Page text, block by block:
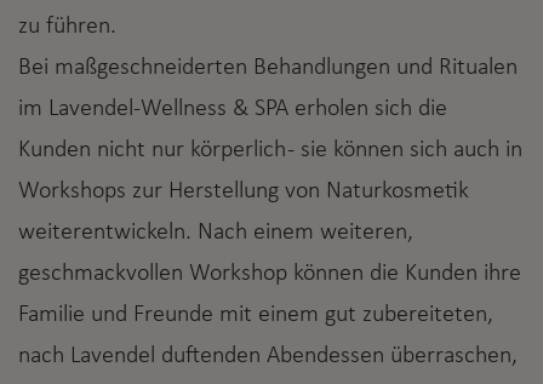
zu führen.
Bei maßgeschneiderten Behandlungen und Ritualen
im Lavendel-Wellness & SPA erholen sich die
Kunden nicht nur körperlich - sie können sich auch in
Workshops zur Herstellung von Naturkosmetik
weiterentwickeln. Nach einem weiteren,
geschmackvollen Workshop können die Kunden ihre
Familie und Freunde mit einem gut zubereiteten,
nach Lavendel duftenden Abendessen überraschen,